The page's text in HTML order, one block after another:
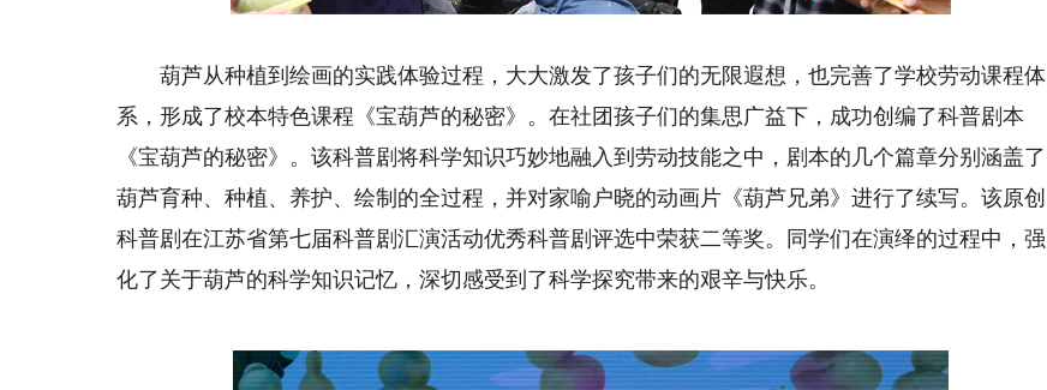
葫芦从种植到绘画的实践体验过程，大大激发了孩子们的无限遐想，也完善了学校劳动课程体
系，形成了校本特色课程《宝葫芦的秘密》。在社团孩子们的集思广益下，成功创编了科普剧本
《宝葫芦的秘密》。该科普剧将科学知识巧妙地融入到劳动技能之中，剧本的几个篇章分别涵盖了
葫芦育种、种植、养护、绘制的全过程，并对家喻户晓的动画片《葫芦兄弟》进行了续写。该原创
科普剧在江苏省第七届科普剧汇演活动优秀科普剧评选中荣获二等奖。同学们在演绎的过程中，强
化了关于葫芦的科学知识记忆，深切感受到了科学探究带来的艰辛与快乐。